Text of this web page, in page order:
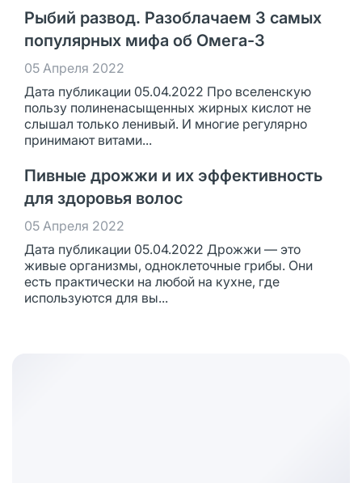
Рыбий развод. Разоблачаем 3 самых
популярных мифа об Омега-3
05 Апреля 2022
Дата публикации 05.04.2022 Про вселенскую
пользу полиненасыщенных жирных кислот не
слышал только ленивый. И многие регулярно
принимают витами...
Пивные дрожжи и их эффективность
для здоровья волос
05 Апреля 2022
Дата публикации 05.04.2022 Дрожжи — это
живые организмы, одноклеточные грибы. Они
есть практически на любой на кухне, где
используются для вы...